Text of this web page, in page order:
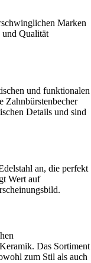
Marken
Qualität
und funktionalen
Zahnbürstenbecher
Details und sind
an, die perfekt
Wert auf
Das Sortiment
zum Stil als auch